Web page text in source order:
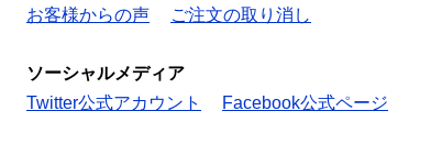
お客様からの声
ご注文の取り消し
ソーシャルメディア
Twitter公式アカウント
Facebook公式ページ